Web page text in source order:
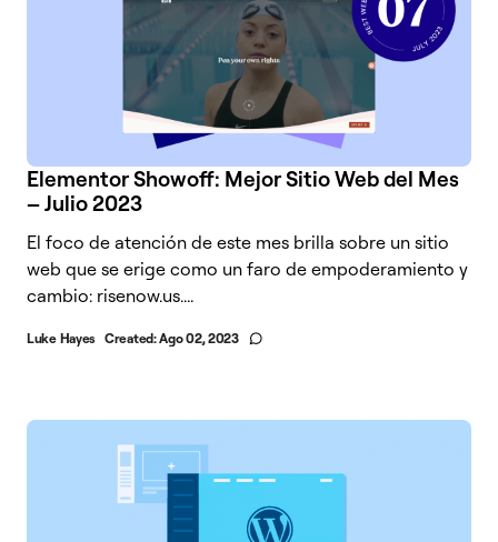
Elementor Showoff: Mejor Sitio Web del Mes
– Julio 2023
El foco de atención de este mes brilla sobre un sitio
web que se erige como un faro de empoderamiento y
cambio: risenow.us....
Luke Hayes Created:Ago 02, 2023